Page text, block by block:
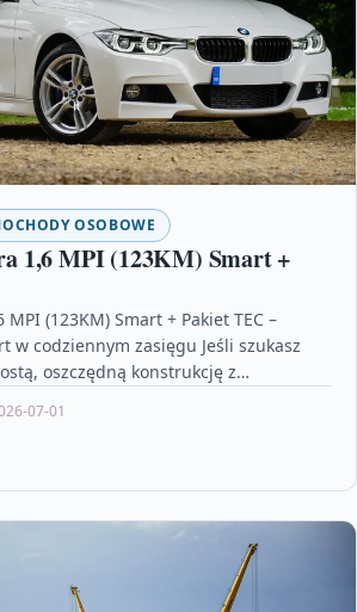
OSOBOWE
1,6 MPI (123KM) Smart +
(123KM) Smart + Pakiet TEC –
w codziennym zasięgu Jeśli szukasz
oszczędną konstrukcję z…
07-01